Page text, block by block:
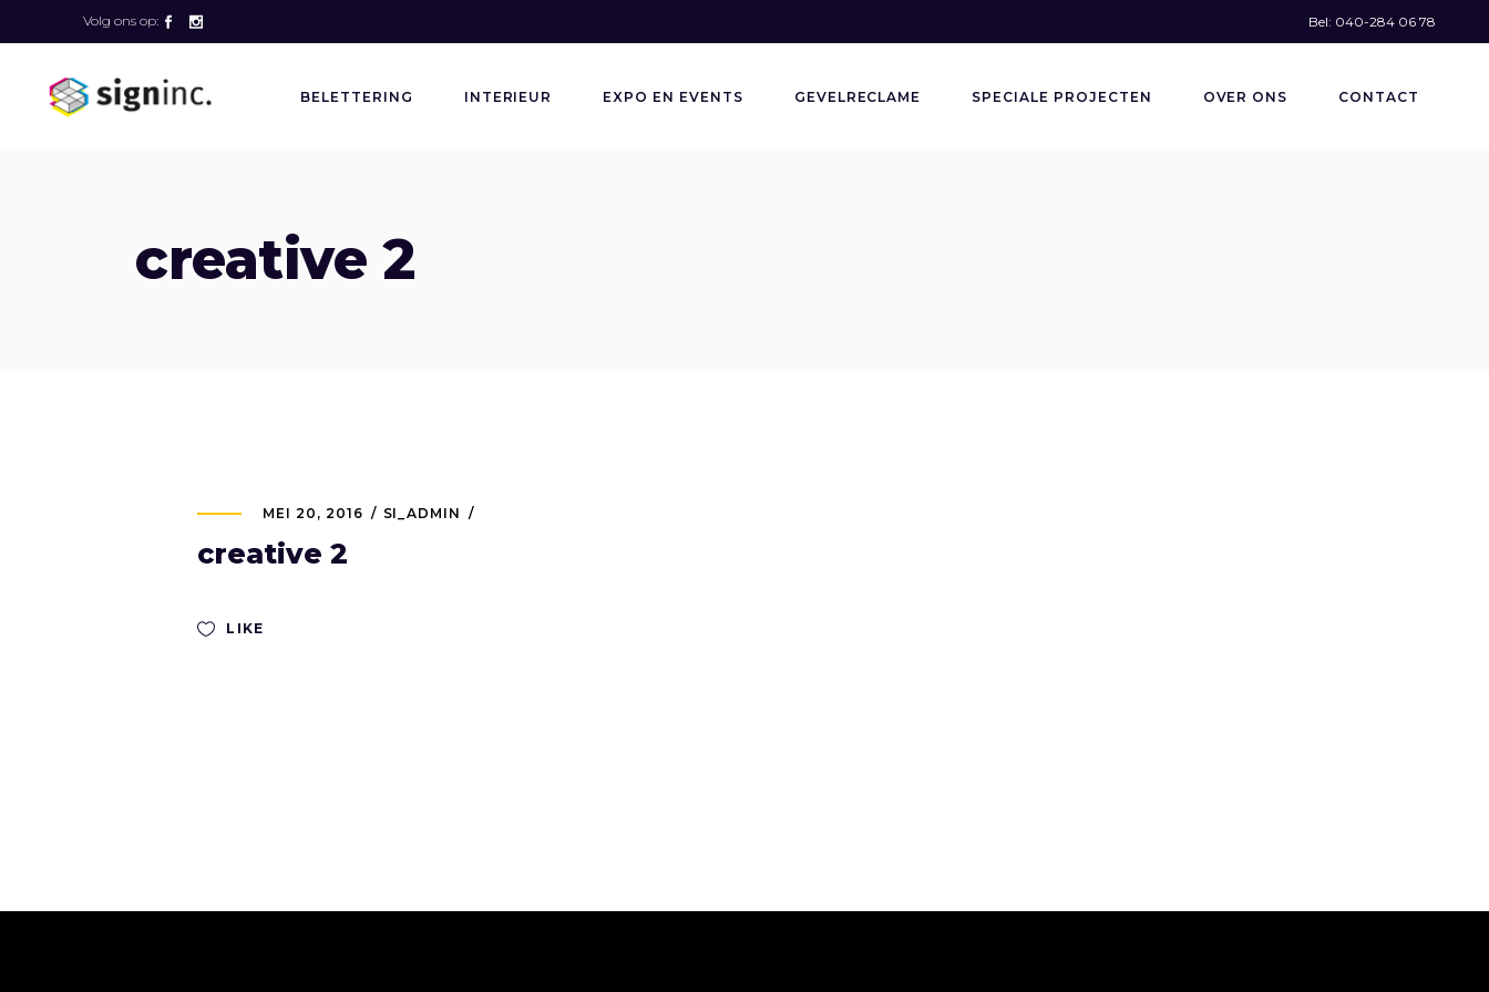
Volg ons op: Bel: 040-284 06 78
BELETTERING INTERIEUR EXPO EN EVENTS GEVELRECLAME SPECIALE PROJECTEN OVER ONS CONTACT
creative 2
MEI 20, 2016 SI_ADMIN
creative 2
LIKE